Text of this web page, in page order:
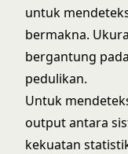
untuk
bermakna.
bergantung
pedulikan.
Untuk
output antara
kekuatan